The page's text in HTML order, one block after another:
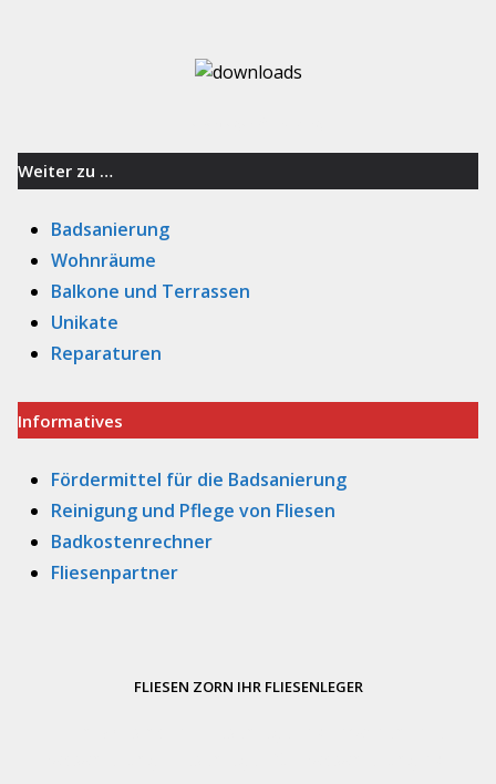
Weiter zu …
Badsanierung
Wohnräume
Balkone und Terrassen
Unikate
Reparaturen
Informatives
Fördermittel für die Badsanierung
Reinigung und Pflege von Fliesen
Badkostenrechner
Fliesenpartner
FLIESEN ZORN IHR FLIESENLEGER